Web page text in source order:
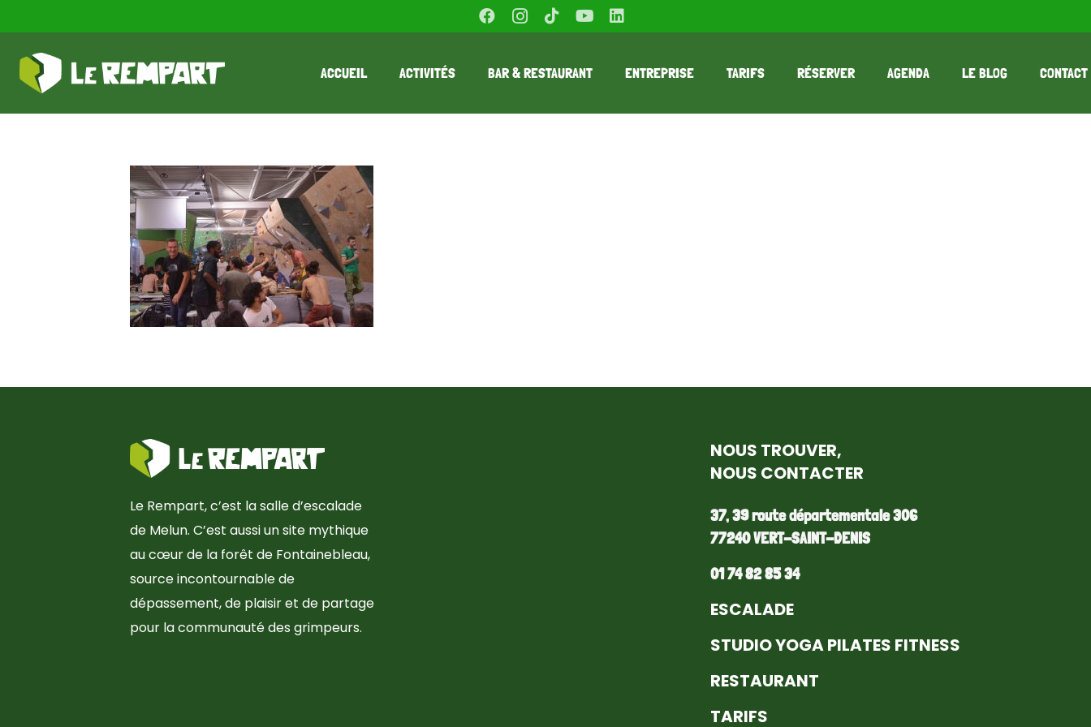
ACCUEIL ACTIVITÉS BAR & RESTAURANT ENTREPRISE TARIFS RÉSERVER AGENDA LE BLOG CONTACT
Le Rempart, c’est la salle d’escalade
de Melun. C’est aussi un site mythique
au cœur de la forêt de Fontainebleau,
source incontournable de
dépassement, de plaisir et de partage
pour la communauté des grimpeurs.
NOUS TROUVER,
NOUS CONTACTER
37, 39 route départementale 306
77240 VERT-SAINT-DENIS
01 74 82 85 34
ESCALADE
STUDIO YOGA PILATES FITNESS
RESTAURANT
TARIFS